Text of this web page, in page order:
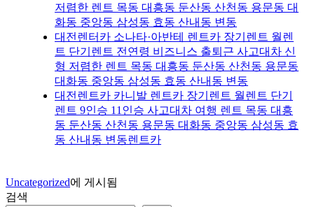
저렴한 렌트 목동 대흥동 둔산동 산천동 용문동 대
화동 중앙동 삼성동 효동 산내동 변동
대전렌터카 소나타·아반테 렌트카 장기렌트 월렌
트 단기렌트 전연령 비즈니스 출퇴근 사고대차 신
형 저렴한 렌트 목동 대흥동 둔산동 산천동 용문동
대화동 중앙동 삼성동 효동 산내동 변동
대전렌트카 카니발 렌트카 장기렌트 월렌트 단기
렌트 9인승 11인승 사고대차 여행 렌트 목동 대흥
동 둔산동 산천동 용문동 대화동 중앙동 삼성동 효
동 산내동 변동렌트카
Uncategorized에 게시됨
검색